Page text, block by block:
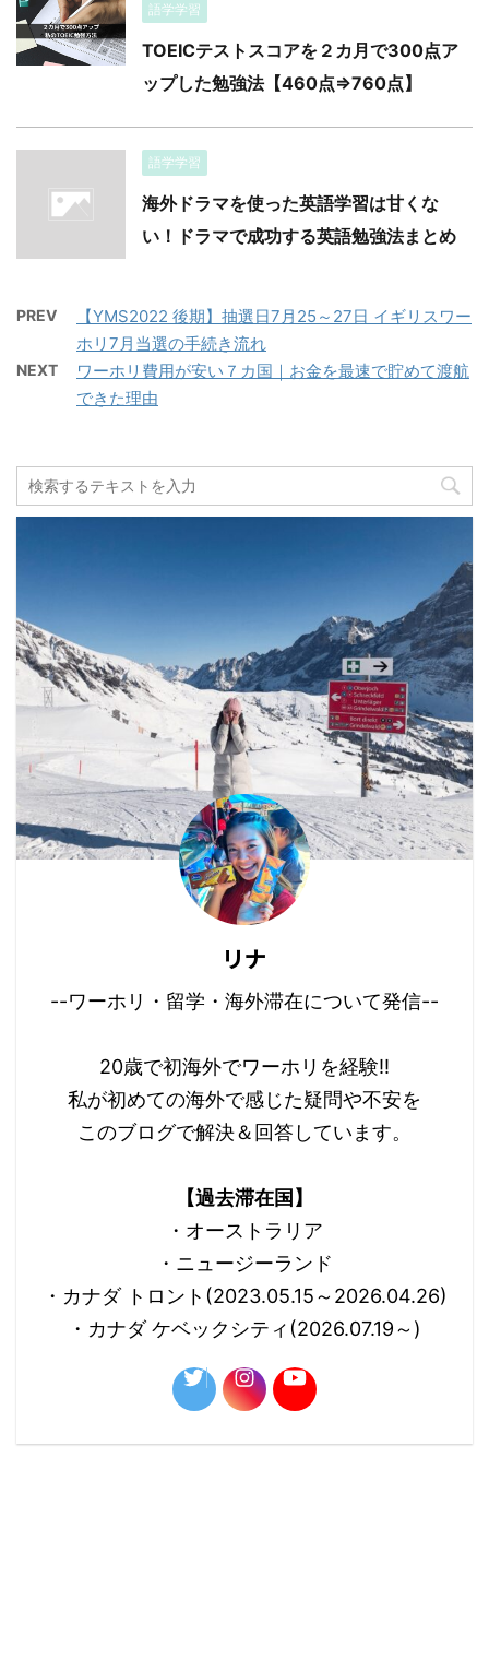
語学学習
TOEICテストスコアを２カ月で300点ア
ップした勉強法【460点⇒760点】
語学学習
海外ドラマを使った英語学習は甘くな
い！ドラマで成功する英語勉強法まとめ
PREV
【YMS2022 後期】抽選日7月25～27日 イギリスワー
ホリ7月当選の手続き流れ
NEXT
ワーホリ費用が安い７カ国｜お金を最速で貯めて渡航
できた理由
リナ
--ワーホリ・留学・海外滞在について発信--
20歳で初海外でワーホリを経験!!
私が初めての海外で感じた疑問や不安を
このブログで解決＆回答しています。
【過去滞在国】
・オーストラリア
・ニュージーランド
・カナダ トロント(2023.05.15～2026.04.26)
・カナダ ケベックシティ(2026.07.19～)